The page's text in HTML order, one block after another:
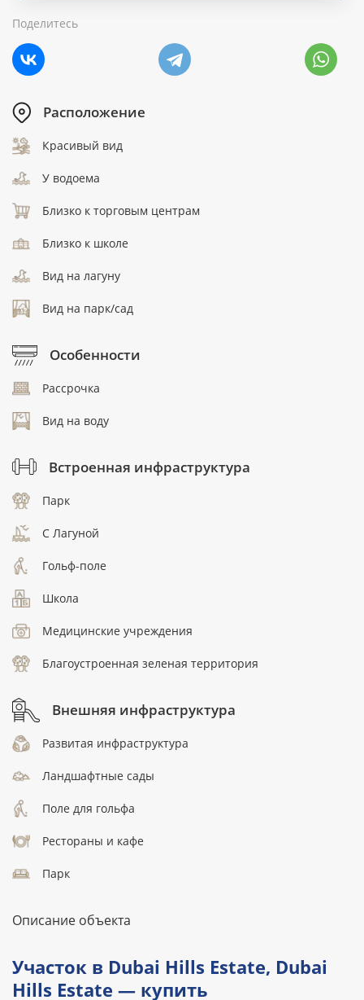
Поделитесь
Расположение
Красивый вид
У водоема
Близко к торговым центрам
Близко к школе
Вид на лагуну
Вид на парк/сад
Особенности
Рассрочка
Вид на воду
Встроенная инфраструктура
Парк
C Лагуной
Гольф-поле
Школа
Медицинские учреждения
Благоустроенная зеленая территория
Внешняя инфраструктура
Развитая инфраструктура
Ландшафтные сады
Поле для гольфа
Рестораны и кафе
Парк
Описание объекта
Участок в Dubai Hills Estate, Dubai
Hills Estate — купить